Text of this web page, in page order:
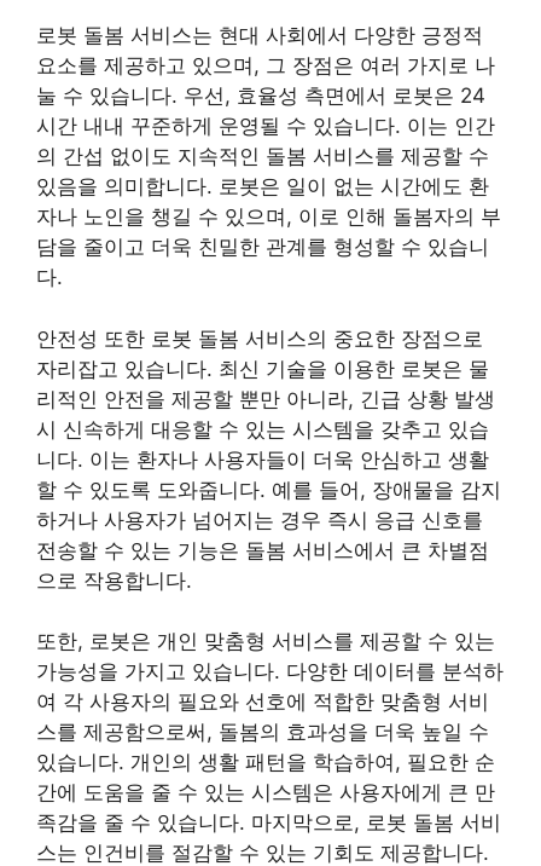
로봇 돌봄 서비스는 현대 사회에서 다양한 긍정적
요소를 제공하고 있으며, 그 장점은 여러 가지로 나
눌 수 있습니다. 우선, 효율성 측면에서 로봇은 24
시간 내내 꾸준하게 운영될 수 있습니다. 이는 인간
의 간섭 없이도 지속적인 돌봄 서비스를 제공할 수
있음을 의미합니다. 로봇은 일이 없는 시간에도 환
자나 노인을 챙길 수 있으며, 이로 인해 돌봄자의 부
담을 줄이고 더욱 친밀한 관계를 형성할 수 있습니
다.
안전성 또한 로봇 돌봄 서비스의 중요한 장점으로
자리잡고 있습니다. 최신 기술을 이용한 로봇은 물
리적인 안전을 제공할 뿐만 아니라, 긴급 상황 발생
시 신속하게 대응할 수 있는 시스템을 갖추고 있습
니다. 이는 환자나 사용자들이 더욱 안심하고 생활
할 수 있도록 도와줍니다. 예를 들어, 장애물을 감지
하거나 사용자가 넘어지는 경우 즉시 응급 신호를
전송할 수 있는 기능은 돌봄 서비스에서 큰 차별점
으로 작용합니다.
또한, 로봇은 개인 맞춤형 서비스를 제공할 수 있는
가능성을 가지고 있습니다. 다양한 데이터를 분석하
여 각 사용자의 필요와 선호에 적합한 맞춤형 서비
스를 제공함으로써, 돌봄의 효과성을 더욱 높일 수
있습니다. 개인의 생활 패턴을 학습하여, 필요한 순
간에 도움을 줄 수 있는 시스템은 사용자에게 큰 만
족감을 줄 수 있습니다. 마지막으로, 로봇 돌봄 서비
스는 인건비를 절감할 수 있는 기회도 제공합니다.